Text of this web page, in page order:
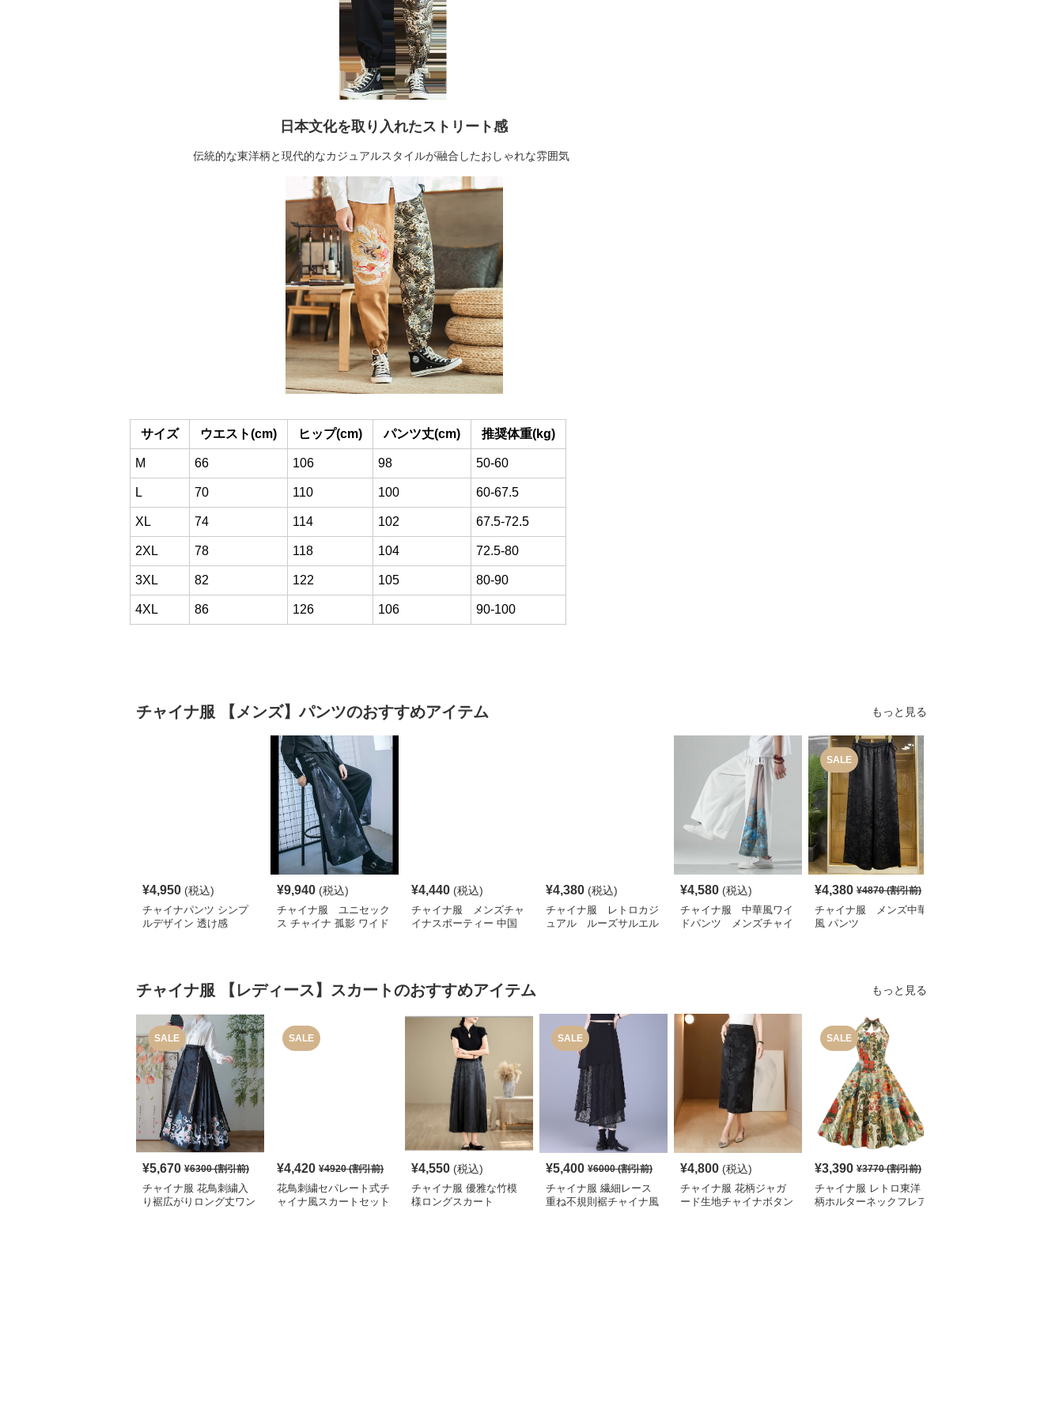
日本文化を取り入れたストリート感
伝統的な東洋柄と現代的なカジュアルスタイルが融合したおしゃれな雰囲気
サイズ ウエスト(cm) ヒップ(cm) パンツ丈(cm) 推奨体重(kg)
M 66 106 98 50-60
L 70 110 100 60-67.5
XL 74 114 102 67.5-72.5
2XL 78 118 104 72.5-80
3XL 82 122 105 80-90
4XL 86 126 106 90-100
チャイナ服 【メンズ】パンツのおすすめアイテム もっと見る
¥4,950 (税込)
チャイナパンツ シンプ
ルデザイン 透け感
¥9,940 (税込)
チャイナ服 ユニセック
ス チャイナ 孤影 ワイド
¥4,440 (税込)
チャイナ服 メンズチャ
イナスポーティー 中国
¥4,380 (税込)
チャイナ服 レトロカジ
ュアル ルーズサルエル
¥4,580 (税込)
チャイナ服 中華風ワイ
ドパンツ メンズチャイ
SALE
¥4,380 ¥4870(割引前)
チャイナ服 メンズ中華
風 パンツ
チャイナ服 【レディース】スカートのおすすめアイテム もっと見る
SALE
¥5,670 ¥6300(割引前)
チャイナ服 花鳥刺繍入
り裾広がりロング丈ワン
SALE
¥4,420 ¥4920(割引前)
花鳥刺繍セパレート式チ
ャイナ風スカートセット
¥4,550 (税込)
チャイナ服 優雅な竹模
様ロングスカート
SALE
¥5,400 ¥6000(割引前)
チャイナ服 繊細レース
重ね不規則裾チャイナ風
¥4,800 (税込)
チャイナ服 花柄ジャガ
ード生地チャイナボタン
SALE
¥3,390 ¥3770(割引前)
チャイナ服 レトロ東洋
柄ホルターネックフレア